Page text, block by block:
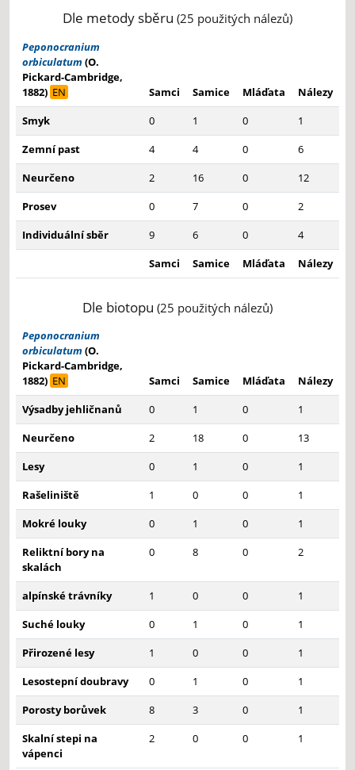
Dle metody sběru (25 použitých nálezů)
Peponocranium
orbiculatum (O.
Pickard-Cambridge,
1882) EN Samci Samice Mláďata
Nálezy
Smyk
0 1 0
1
Zemní past
4 4 0
6
Neurčeno
2 16 0
12
Prosev
0 7 0
2
Individuální sběr
9 6 0
4
Samci
Samice Mláďata Nálezy
Dle biotopu (25 použitých nálezů)
Peponocranium
orbiculatum (O.
Pickard-Cambridge,
1882) EN Samci Samice Mláďata
Nálezy
Výsadby jehličnanů
0 1 0
1
Neurčeno
2 18 0
13
Lesy
0 1 0
1
Rašeliniště
1 0 0
1
Mokré louky
0 1 0
1
Reliktní bory na
skalách
0 8 0 2
alpínské trávníky 1 0 0
1
Suché louky
0 1 0
1
Přirozené lesy
1 0 0
1
Lesostepní doubravy
0 1 0
1
Porosty borůvek
8 3 0
1
Skalní stepi na
vápenci
2 0 0 1